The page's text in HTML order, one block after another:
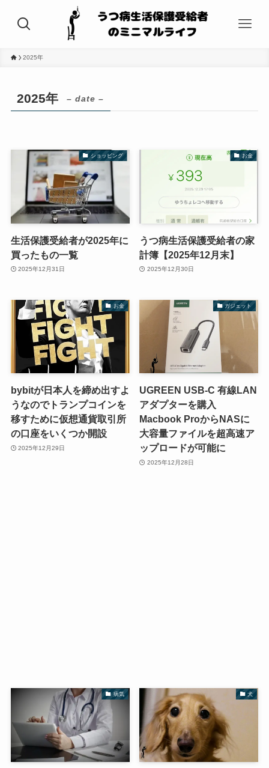
2025年
2025年 – date –
ショッピング
生活保護受給者が2025年に
買ったもの一覧
2025年12月31日
お金
うつ病生活保護受給者の家
計簿【2025年12月末】
2025年12月30日
お金
bybitが日本人を締め出すよ
うなのでトランプコインを
移すために仮想通貨取引所
の口座をいくつか開設
2025年12月29日
ガジェット
UGREEN USB-C 有線LAN
アダプターを購入
Macbook ProからNASに
大容量ファイルを超高速ア
ップロードが可能に
2025年12月28日
病気 犬